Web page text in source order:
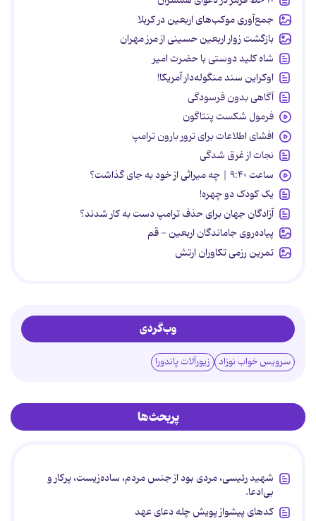
جمع‌آوری موکب‌های اربعین در کربلا
بازگشت زوار اربعین حسینی از مرز مهران
شاه کلید دوستی با حضرت امیر
اوکراین سند منگوله‌دار آمریکا!
آگاهی بدون فرسودگی
فرمول شکست پنتاگون
افشای اطلاعات برای ترور بارون ترامپ
نجات از غرق شدگی
ساعت ۹:۴۰ | چه میراثی از خود به جای گذاشت؟
یک کودک دو چهره!
آزادگان جهان برای حذف ترامپ دست به کار شدند؟
پیاده‌روی جاماندگان اربعین - قم
تمرین رزمی تکاوران ارتش
وب‌گردی
سرویس خواب نوزاد زیورآلات پاندورا
پربحث‌ها
شهید رئیسی، مردی بود از جنس مردم، ساده‌زیست، پرکار و
بی‌ادعا.
کدهای پیشواز پویش چله دعای عهد